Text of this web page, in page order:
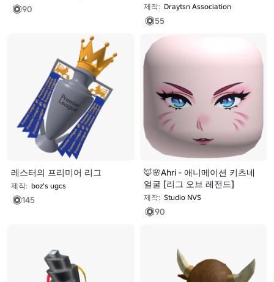
90 제작: Draytsn Association
55
레스터의 프리미어 리그
제작: boz's ugcs
145
🦊🌸Ahri - 애니메이션 키츠네
얼굴 [리그 오브 레전드]
제작: Studio NVS
90